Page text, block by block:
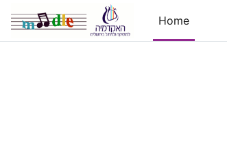
Skip to main content
Home